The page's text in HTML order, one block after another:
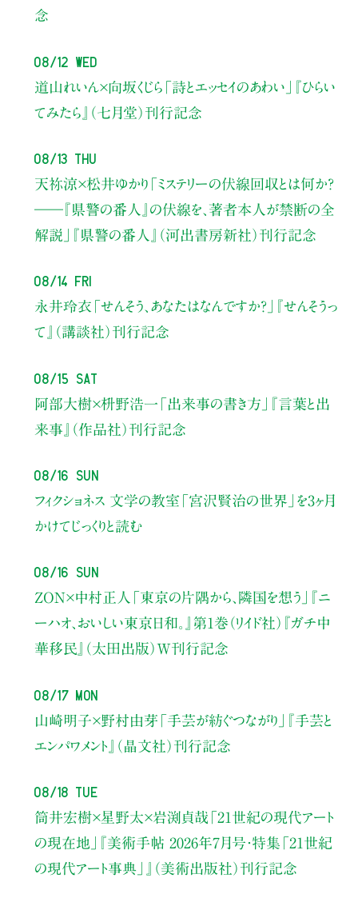
念
08/12 Wed
道山れいん×向坂くじら 「詩とエッセイのあわい」
『ひらい
てみたら』（七月堂）刊行記念
08/13 Thu
天祢涼×松井ゆかり 「ミステリーの伏線回収とは何か？
――『県警の番人』の伏線を、著者本人が禁断の全
解説」
『県警の番人』（河出書房新社）刊行記念
08/14 Fri
永井玲衣 「せんそう、あなたはなんですか？」
『せんそうっ
て』（講談社）刊行記念
08/15 Sat
阿部大樹×枡野浩一 「出来事の書き方」
『言葉と出
来事』（作品社）刊行記念
08/16 Sun
フィクショネス 文学の教室 「宮沢賢治の世界」を3ヶ月
かけてじっくりと読む
08/16 Sun
ZON×中村正人 「東京の片隅から、隣国を想う」
『ニ
ーハオ、おいしい東京日和。』第1巻（リイド社）
『ガチ中
華移民』（太田出版）W刊行記念
08/17 Mon
山崎明子×野村由芽 「手芸が紡ぐつながり」
『手芸と
エンパワメント』（晶文社）刊行記念
08/18 Tue
筒井宏樹×星野太×岩渕貞哉 「21世紀の現代アート
の現在地」
『美術手帖 2026年7月号・特集「21世紀
の現代アート事典」』（美術出版社）刊行記念